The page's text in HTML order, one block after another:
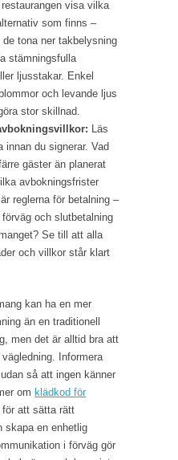
visa vilka
som finns –
de tona ner takbelysning
stämningsfulla
ljusstakar. Enkel
och levande ljus
stor skillnad.
Läs
innan du signerar. Vad
gäster än planerat
avbokningsfrister
reglerna för betalning –
och slutbetalning
Se till att alla
och villkor står klart
kan ha en mer
än en traditionell
men det är alltid bra att
Informera
så att ingen känner
om klädkod för
för att sätta rätt
skapa en enhetlig
i förväg gör